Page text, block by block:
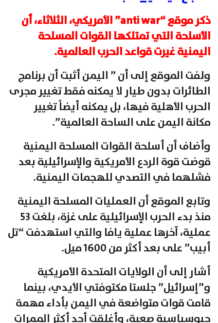
ذكر موقع “anti war” الأمريكي، الثلاثاء، أن
الأسلحة التي تمتلكها القوات المسلحة
اليمنية غيرت قواعد الحرب العالمية.
ولفت الموقع إلى أن ” اليمن أثبت أن برنامج
الطائرات بدون طيار لا يمكنه فقط تغيير مجرى
الحرب الأهلية فيها، بل يمكنه أيضاً تغيير
مكانة ‎اليمن على الساحة العالمية”.
وأضاف أن أسلحة القوات المسلحة اليمنية
قوضت قوة الردع الأمريكية والإسرائيلية بعد
فشلهما في التصدي للهجمات اليمنية.
وتابع الموقع أن العمليات المسلحة اليمنية
منذ بدء الحرب الإسرائيلية على غزة، بلغت 53
عملية، آخرها عملية يافا والتي استهدفت “تل
أبيب” على بعد أكثر من 1600 ميل.
أشار إلى أن الولايات المتحدة الأمريكية
و”إسرائيل” جلستا مكتوفتي الأيدي، بينما
قامت قوات متواضعة في اليمن بأداء مهمة
جيوسياسية صعبة، وأغلقت أحد أكثر الممرات